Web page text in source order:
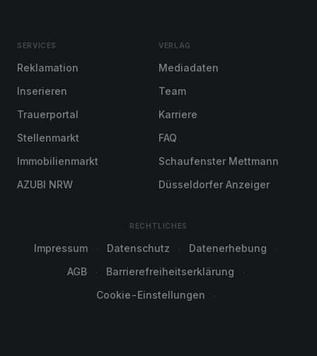
SERVICES
Reklamation
Inserieren
Trauerportal
Stellenmarkt
Immobilienmarkt
AZUBI NRW
VERLAG
Mediadaten
Team
Karriere
FAQ
Schaufenster Mettmann
Düsseldorfer Anzeiger
RECHTLICHES
Impressum Datenschutz
Datenerhebung
AGB
Barrierefreiheitserklärung
Cookie-Einstellungen